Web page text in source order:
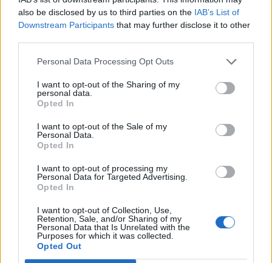
also be disclosed by us to third parties on the IAB’s List of
Downstream Participants that may further disclose it to other
Personal Data Processing Opt Outs
I want to opt-out of the Sharing of my
personal data.
Opted In
I want to opt-out of the Sale of my
Personal Data.
Opted In
I want to opt-out of processing my
Personal Data for Targeted Advertising.
Opted In
I want to opt-out of Collection, Use,
Retention, Sale, and/or Sharing of my
Personal Data that Is Unrelated with the
Purposes for which it was collected.
Opted Out
απειλήσει την κυριαρχία του. Η
αναβάθμιση Juniper, που φέρνει πολλές
Model Y, αναμένεται να διατηρήσει την
πρωτοκαθεδρία του και για το 2025.
Συμπέρασμα
στις πωλήσεις ηλεκτρικών οχημάτων,
μοντέλα. Ανάμεσα σε αυτά βρίσκονται
δημοφιλή EVs, όπως το Chevrolet Bolt, το
Kia EV6 και το Rivian R1T. Αυτά τα